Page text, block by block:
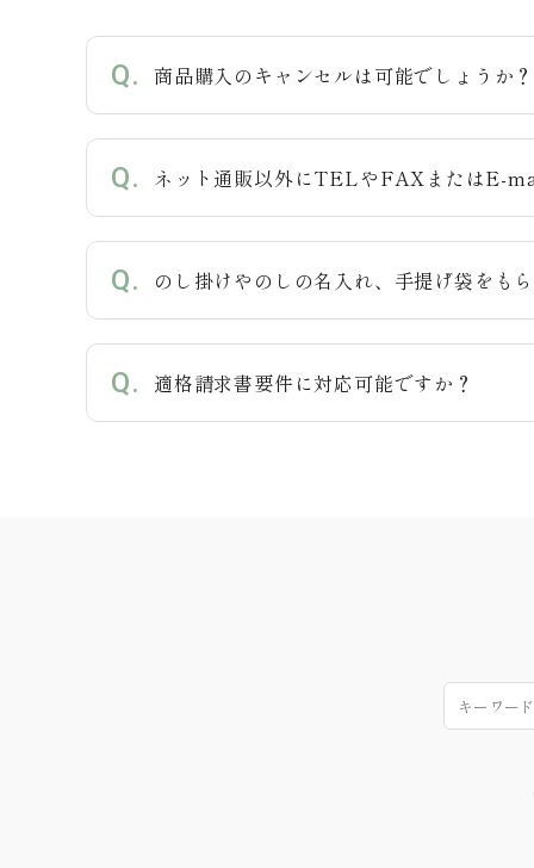
カテゴリー
検索する
商品購入のキャンセルは可能でしょうか？
ネット通販以外にTELやFAXまたはE-
のし掛けやのしの名入れ、手提げ袋をも
適格請求書要件に対応可能ですか？